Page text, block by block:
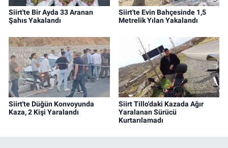
Siirt'te Bir Ayda 33 Aranan
Şahıs Yakalandı
Siirt'te Evin Bahçesinde 1,5
Metrelik Yılan Yakalandı
Siirt'te Düğün Konvoyunda
Kaza, 2 Kişi Yaralandı
Siirt Tillo'daki Kazada Ağır
Yaralanan Sürücü
Kurtarılamadı